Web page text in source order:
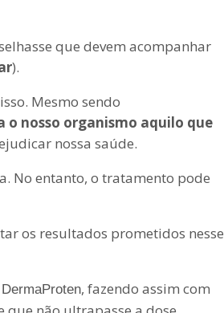
que devem acompanhar
).
Mesmo sendo
nosso organismo aquilo que
nossa saúde.
No entanto, o tratamento pode
os resultados prometidos nesse
DermaProten, fazendo assim com